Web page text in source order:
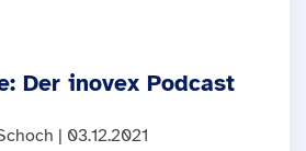
Der inovex Podcast
| 03.12.2021